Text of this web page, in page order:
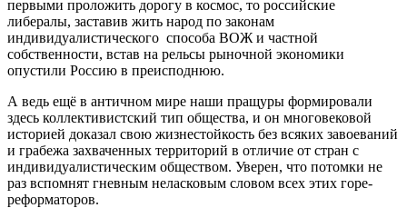
первыми проложить дорогу в космос, то российские
либералы, заставив жить народ по законам
индивидуалистического способа ВОЖ и частной
собственности, встав на рельсы рыночной экономики
опустили Россию в преисподнюю.
А ведь ещё в античном мире наши пращуры формировали
здесь коллективистский тип общества, и он многовековой
историей доказал свою жизнестойкость без всяких завоеваний
и грабежа захваченных территорий в отличие от стран с
индивидуалистическим обществом. Уверен, что потомки не
раз вспомнят гневным неласковым словом всех этих горе-
реформаторов.